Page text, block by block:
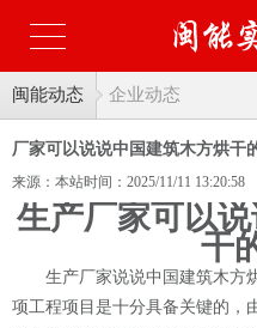
闽能动态 企业动态
厂家可以说说中国建筑木方烘干
来源：本站时间：2025/11/11 13:20:58
生产厂家可以
干
生产厂家说说中国建筑木方
项工程项目是十分具备关键的，